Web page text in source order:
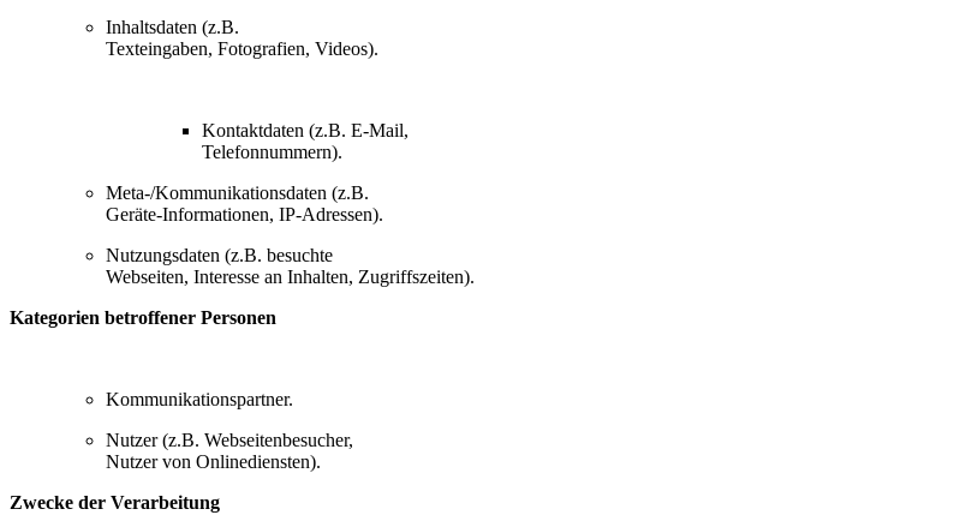
Inhaltsdaten (z.B.
Texteingaben, Fotografien, Videos).
Kontaktdaten (z.B. E-Mail,
Telefonnummern).
Meta-/Kommunikationsdaten (z.B.
Geräte-Informationen, IP-Adressen).
Nutzungsdaten (z.B. besuchte
Webseiten, Interesse an Inhalten, Zugriffszeiten).
Kategorien betroffener Personen
Kommunikationspartner.
Nutzer (z.B. Webseitenbesucher,
Nutzer von Onlinediensten).
Zwecke der Verarbeitung